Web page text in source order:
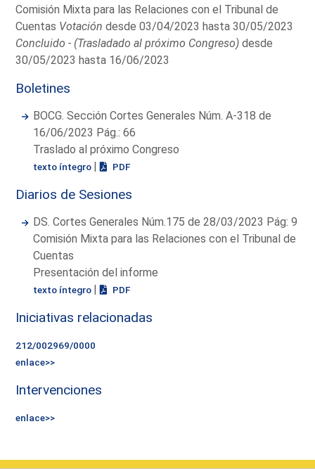
Comisión Mixta para las Relaciones con el Tribunal de
Cuentas Votación desde 03/04/2023 hasta 30/05/2023
Concluido - (Trasladado al próximo Congreso) desde
30/05/2023 hasta 16/06/2023
Boletines
BOCG. Sección Cortes Generales Núm. A-318 de
16/06/2023 Pág.: 66
Traslado al próximo Congreso
texto íntegro | PDF
Diarios de Sesiones
DS. Cortes Generales Núm.175 de 28/03/2023 Pág: 9
Comisión Mixta para las Relaciones con el Tribunal de
Cuentas
Presentación del informe
texto íntegro | PDF
Iniciativas relacionadas
212/002969/0000
enlace>>
Intervenciones
enlace>>